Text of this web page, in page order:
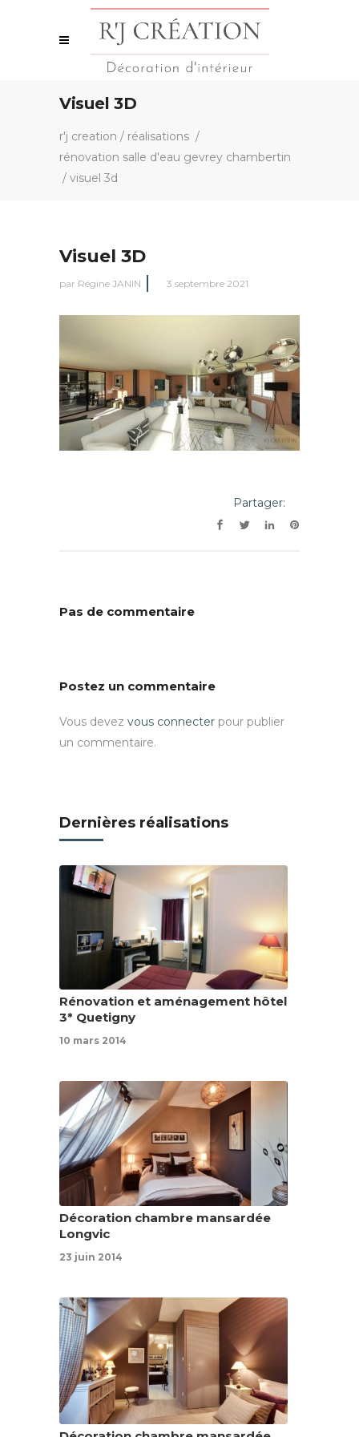
Visuel 3D
r'j creation / réalisations /
rénovation salle d'eau gevrey chambertin
/ visuel 3d
Visuel 3D
par Régine JANIN 3 septembre 2021
Partager:
Pas de commentaire
Postez un commentaire
Vous devez vous connecter pour publier
un commentaire.
Dernières réalisations
Rénovation et aménagement hôtel
3* Quetigny
10 mars 2014
Décoration chambre mansardée
Longvic
23 juin 2014